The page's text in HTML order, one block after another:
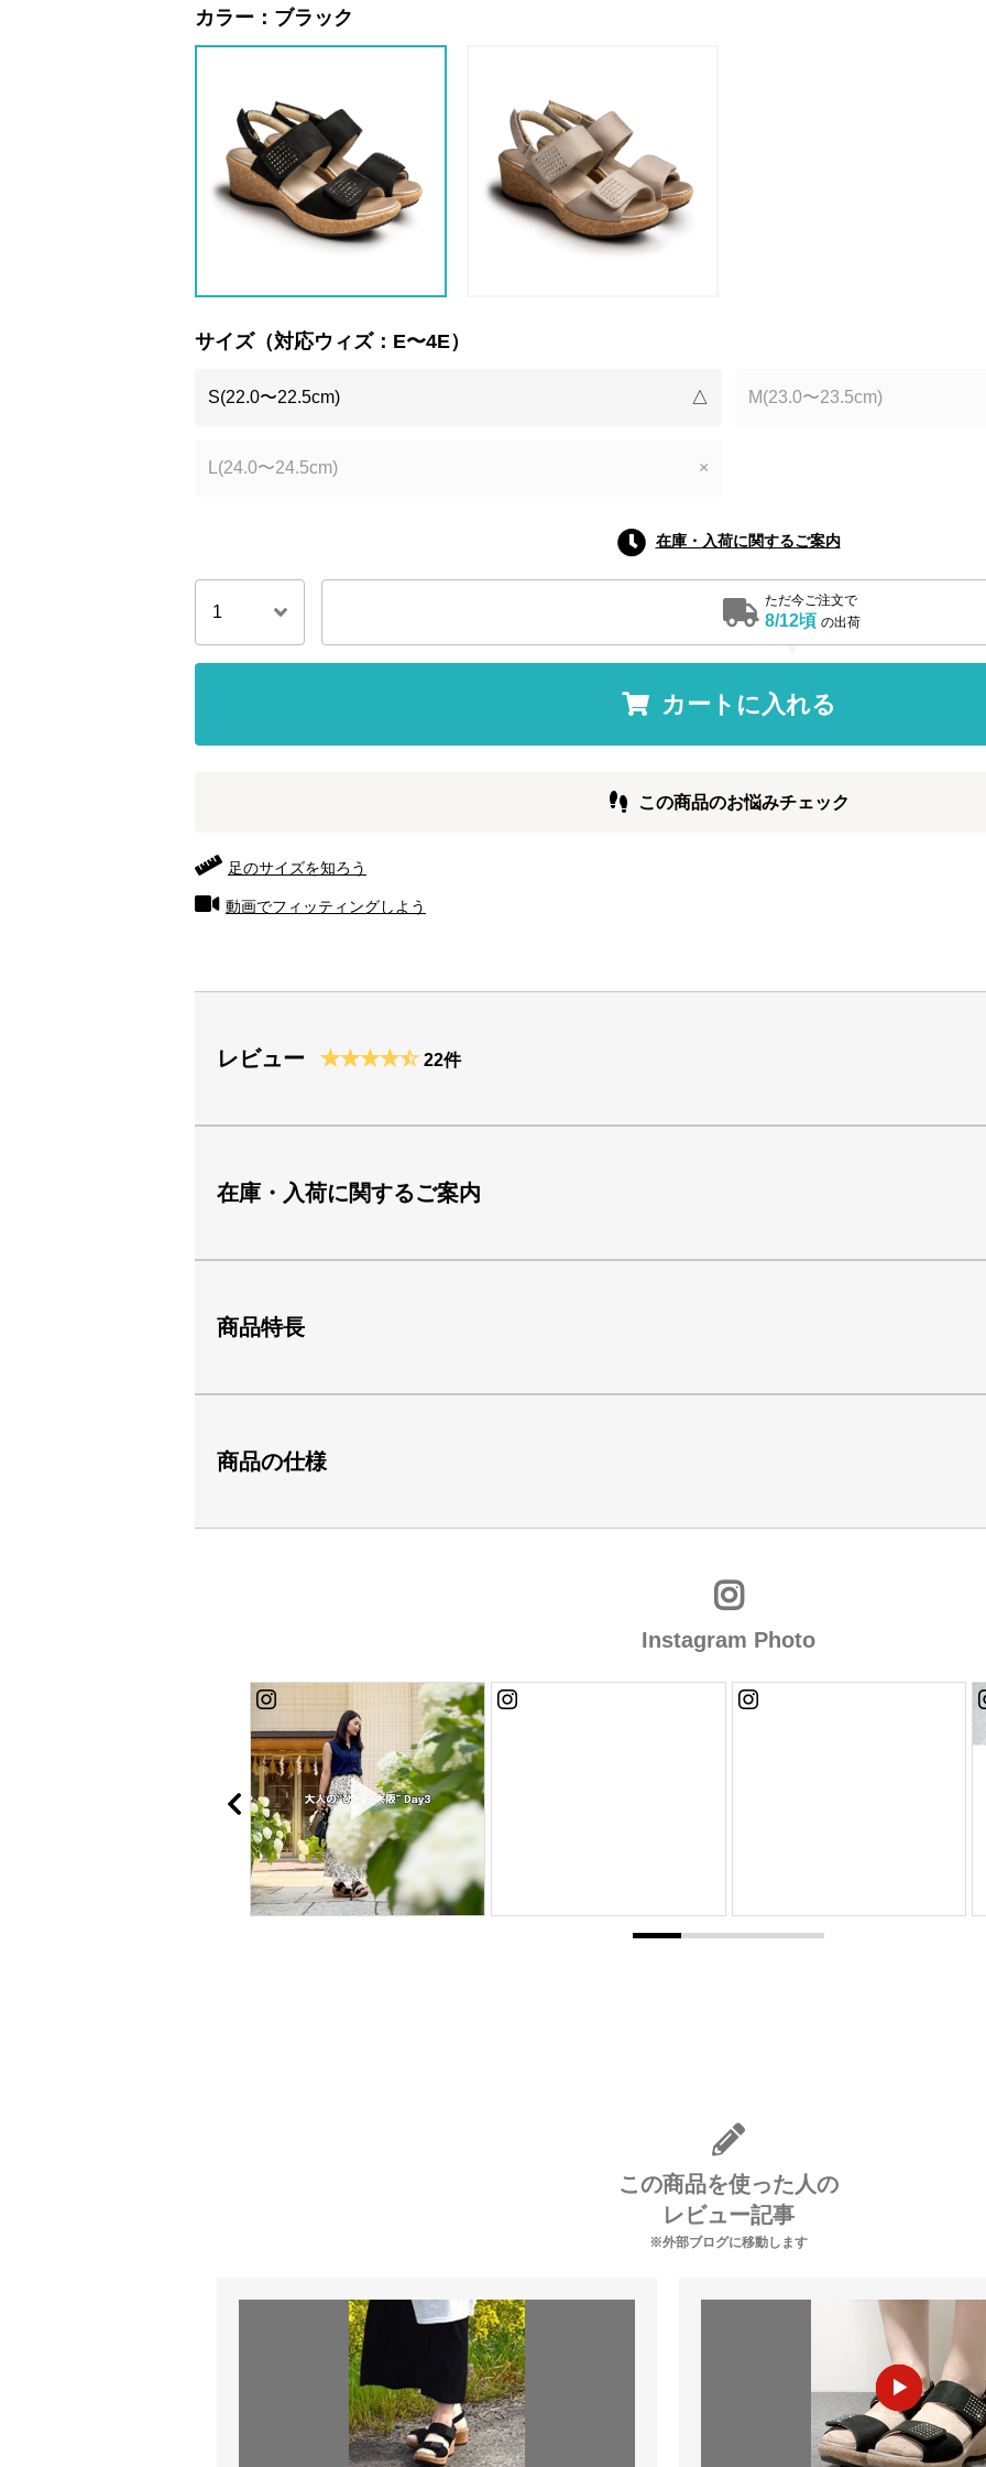
カラー： ブラック
サイズ（対応ウィズ：E〜4E）
S(22.0〜22.5cm) △ M(23.0〜23.5cm)
L(24.0〜24.5cm) ×
在庫・入荷に関するご案内
ただ今ご注文で
8/12頃 の出荷
カートに入れる
この商品のお悩みチェック
足のサイズを知ろう
動画でフィッティングしよう
レビュー 22件
在庫・入荷に関するご案内
商品特長
商品の仕様
Instagram Photo
この商品を使った人の
レビュー記事
※外部ブログに移動します